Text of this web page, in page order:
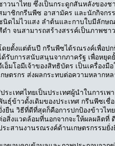
าวนาไทย ซึ่งเป็นกระดูกสันหลังของช
มาชิกกรีนพีซ อาสามัคร และนักกิจก
นิดไม่ไวแสง ลำต้นและกาบใบมีลักษ
ดำ จนสามารถสร้างสรรค์เป็นภาพช
ดยตั้งแต่ต้นปี กรีนพีซได้รณรงค์เพื่อปก
ด้รับการสนับสนุนจากภาครัฐ เพื่อหยุด
เอ็มโอมีเจ้าของสิทธิบัตร เป็นเครื่อง
กษตรกร ส่งผลกระทบต่อความหลาก
ระเทศไทยเป็นประเทศผู้นำในการเ
นธุ์ข้าวดั้งเดิมของประเทศ กรีนพีซเชื่
งยืน วิธีที่ดีที่สุดก็คือการปกป้องข้าวไท
อสิ่งแวดล้อมที่นอกจากจะให้ผลผลิตที่
ระสานงานรณรงค์ด้านเกษตรกรรมยั่